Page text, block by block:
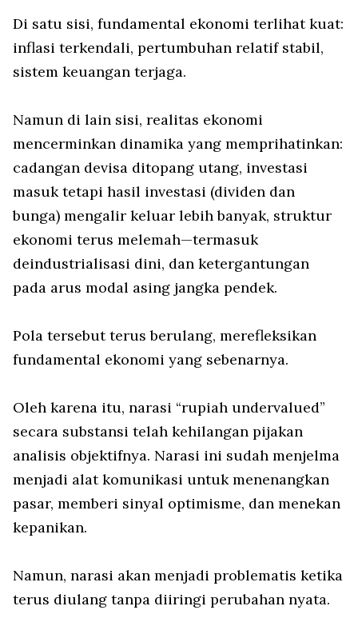
Di satu sisi, fundamental ekonomi terlihat kuat:
inflasi terkendali, pertumbuhan relatif stabil,
sistem keuangan terjaga.
Namun di lain sisi, realitas ekonomi
mencerminkan dinamika yang memprihatinkan:
cadangan devisa ditopang utang, investasi
masuk tetapi hasil investasi (dividen dan
bunga) mengalir keluar lebih banyak, struktur
ekonomi terus melemah—termasuk
deindustrialisasi dini, dan ketergantungan
pada arus modal asing jangka pendek.
Pola tersebut terus berulang, merefleksikan
fundamental ekonomi yang sebenarnya.
Oleh karena itu, narasi “rupiah undervalued”
secara substansi telah kehilangan pijakan
analisis objektifnya. Narasi ini sudah menjelma
menjadi alat komunikasi untuk menenangkan
pasar, memberi sinyal optimisme, dan menekan
kepanikan.
Namun, narasi akan menjadi problematis ketika
terus diulang tanpa diiringi perubahan nyata.